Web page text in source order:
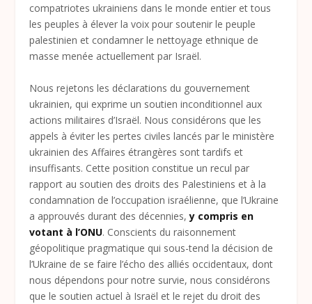
compatriotes ukrainiens dans le monde entier et tous
les peuples à élever la voix pour soutenir le peuple
palestinien et condamner le nettoyage ethnique de
masse menée actuellement par Israël.
Nous rejetons les déclarations du gouvernement
ukrainien, qui exprime un soutien inconditionnel aux
actions militaires d’Israël. Nous considérons que les
appels à éviter les pertes civiles lancés par le ministère
ukrainien des Affaires étrangères sont tardifs et
insuffisants. Cette position constitue un recul par
rapport au soutien des droits des Palestiniens et à la
condamnation de l’occupation israélienne, que l’Ukraine
a approuvés durant des décennies,y compris en
votant à l’ONU. Conscients du raisonnement
géopolitique pragmatique qui sous-tend la décision de
l’Ukraine de se faire l’écho des alliés occidentaux, dont
nous dépendons pour notre survie, nous considérons
que le soutien actuel à Israël et le rejet du droit des